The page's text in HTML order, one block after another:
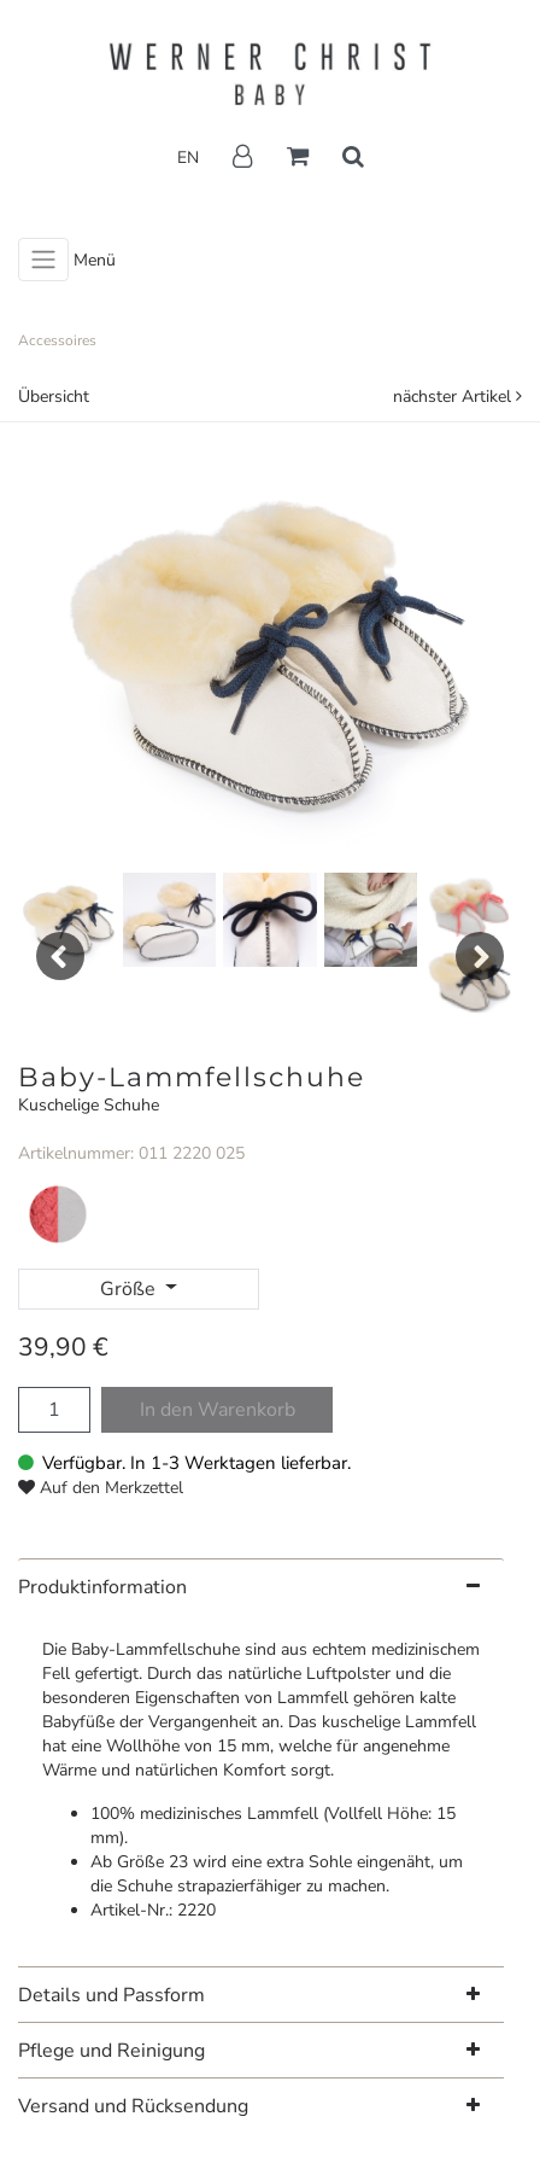
EN
Menü
Accessoires
Übersicht nächster Artikel
Next
Baby-Lammfellschuhe
Kuschelige Schuhe
Artikelnummer: 011 2220 025
Größe
39,90 €
In den Warenkorb
Verfügbar. In 1-3 Werktagen lieferbar.
Auf den Merkzettel
Produktinformation
Die Baby-Lammfellschuhe sind aus echtem medizinischem
Fell gefertigt. Durch das natürliche Luftpolster und die
besonderen Eigenschaften von Lammfell gehören kalte
Babyfüße der Vergangenheit an. Das kuschelige Lammfell
hat eine Wollhöhe von 15 mm, welche für angenehme
Wärme und natürlichen Komfort sorgt.
100% medizinisches Lammfell (Vollfell Höhe: 15
mm).
Ab Größe 23 wird eine extra Sohle eingenäht, um
die Schuhe strapazierfähiger zu machen.
Artikel-Nr.: 2220
Details und Passform
Pflege und Reinigung
Versand und Rücksendung